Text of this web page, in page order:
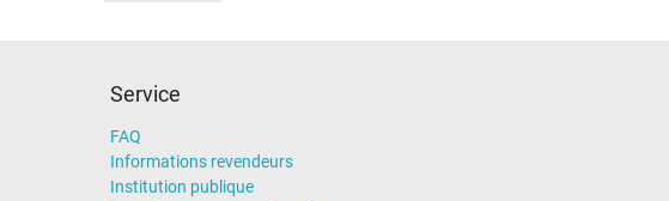
Service
FAQ
Informations revendeurs
Institution publique